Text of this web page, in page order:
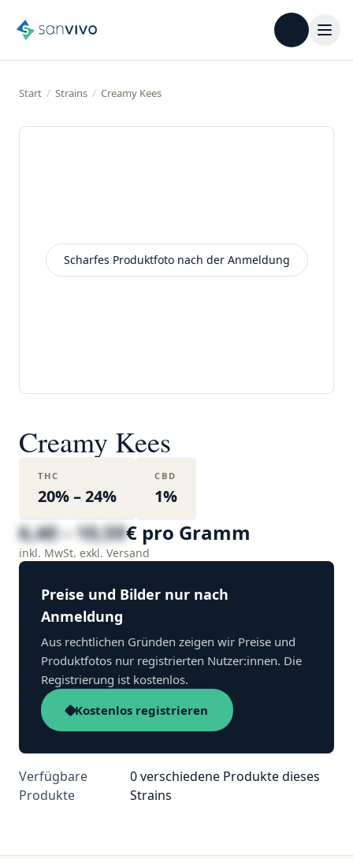
Start / Strains / Creamy Kees
Scharfes Produktfoto nach der Anmeldung
Creamy Kees
THC
20% – 24%
CBD
1%
6,40 – 10,59€ pro Gramm
inkl. MwSt. exkl. Versand
Preise und Bilder nur nach
Anmeldung
Aus rechtlichen Gründen zeigen wir Preise und
Produktfotos nur registrierten Nutzer:innen. Die
Registrierung ist kostenlos.
Kostenlos registrieren
Verfügbare
Produkte
0 verschiedene Produkte dieses
Strains